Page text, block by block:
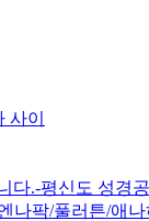
이
다.-평신도 성경
나팍/풀러튼/애